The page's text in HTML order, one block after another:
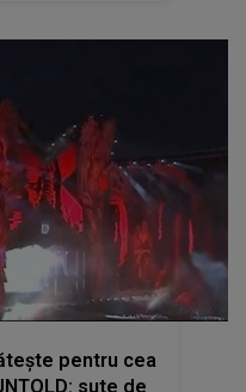
pentru cea
sute de